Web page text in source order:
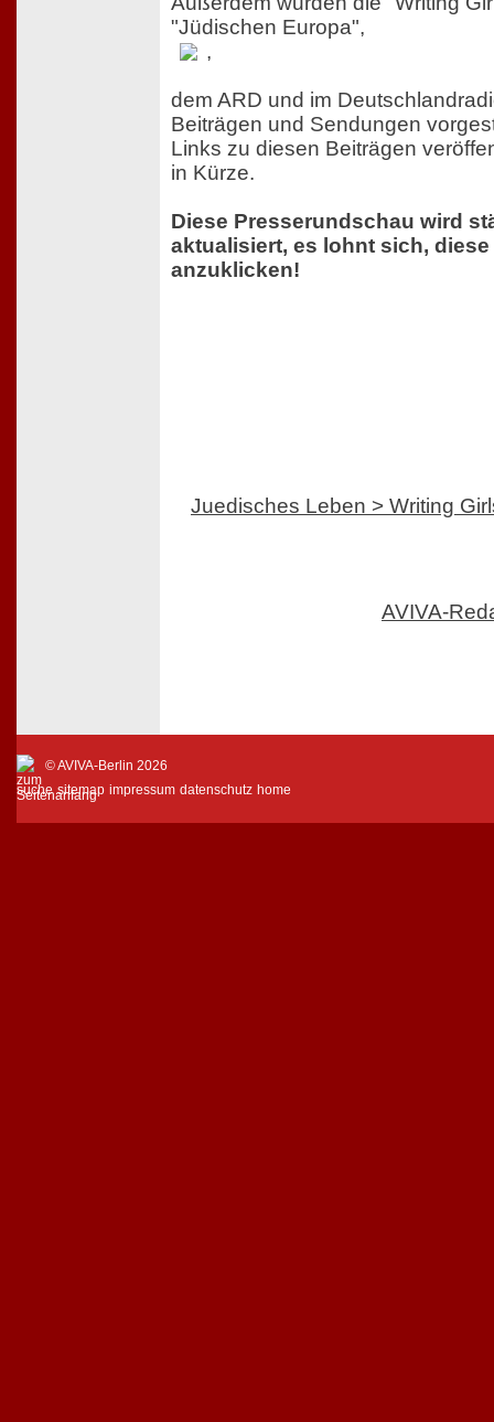
"Jüdischen Europa",
,
dem ARD und im
Beiträgen und Sendungen
Links zu diesen Beiträgen
in Kürze.
Diese Presserundschau wird
aktualisiert, es lohnt sich, diese
anzuklicken!
Juedisches Leben > Writing
AVIVA-
© AVIVA-Berlin 2026
suche sitemap impressum datenschutz home